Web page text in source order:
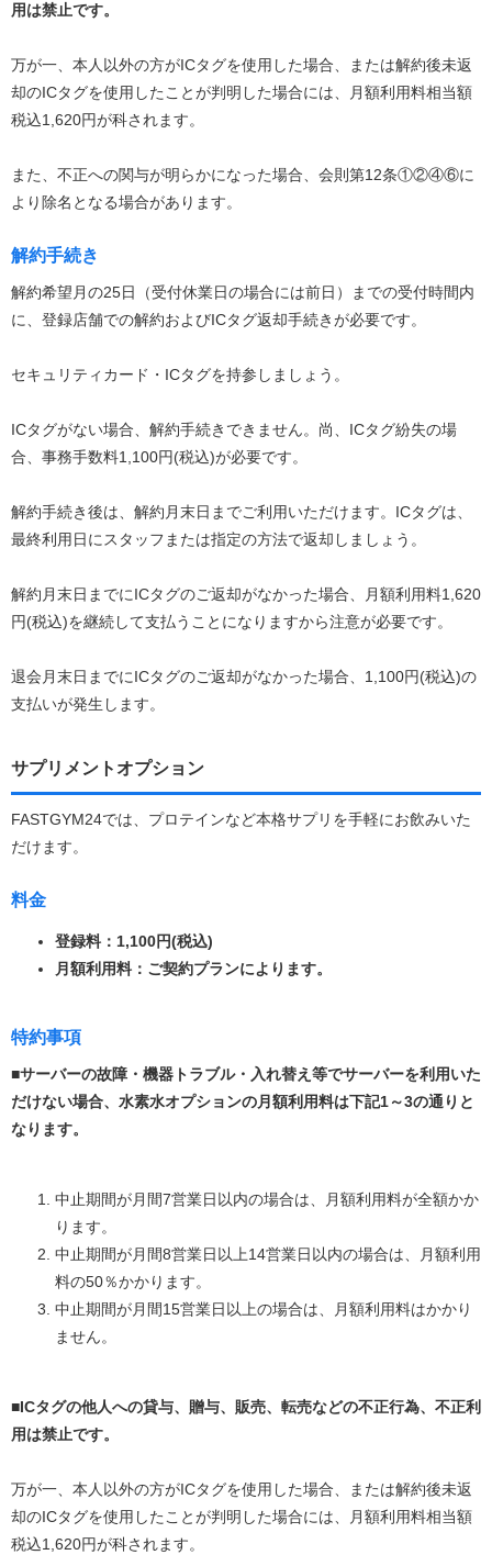
用は禁止です。
万が一、本人以外の方がICタグを使用した場合、または解約後未返
却のICタグを使用したことが判明した場合には、月額利用料相当額
税込1,620円が科されます。
また、不正への関与が明らかになった場合、会則第12条①②④⑥に
より除名となる場合があります。
解約手続き
解約希望月の25日（受付休業日の場合には前日）までの受付時間内
に、登録店舗での解約およびICタグ返却手続きが必要です。
セキュリティカード・ICタグを持参しましょう。
ICタグがない場合、解約手続きできません。尚、ICタグ紛失の場
合、事務手数料1,100円(税込)が必要です。
解約手続き後は、解約月末日までご利用いただけます。ICタグは、
最終利用日にスタッフまたは指定の方法で返却しましょう。
解約月末日までにICタグのご返却がなかった場合、月額利用料1,620
円(税込)を継続して支払うことになりますから注意が必要です。
退会月末日までにICタグのご返却がなかった場合、1,100円(税込)の
支払いが発生します。
サプリメントオプション
FASTGYM24では、プロテインなど本格サプリを手軽にお飲みいた
だけます。
料金
登録料：1,100円(税込)
月額利用料：ご契約プランによります。
特約事項
■サーバーの故障・機器トラブル・入れ替え等でサーバーを利用いた
だけない場合、水素水オプションの月額利用料は下記1～3の通りと
なります。
中止期間が月間7営業日以内の場合は、月額利用料が全額かか
ります。
中止期間が月間8営業日以上14営業日以内の場合は、月額利用
料の50％かかります。
中止期間が月間15営業日以上の場合は、月額利用料はかかり
ません。
■ICタグの他人への貸与、贈与、販売、転売などの不正行為、不正利
用は禁止です。
万が一、本人以外の方がICタグを使用した場合、または解約後未返
却のICタグを使用したことが判明した場合には、月額利用料相当額
税込1,620円が科されます。